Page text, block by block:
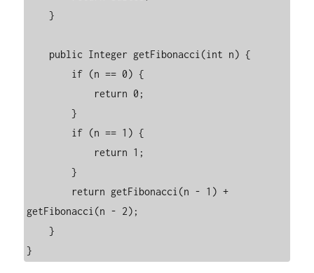
    }
        }
        }
getFibonacci(n - 2);
    }
}